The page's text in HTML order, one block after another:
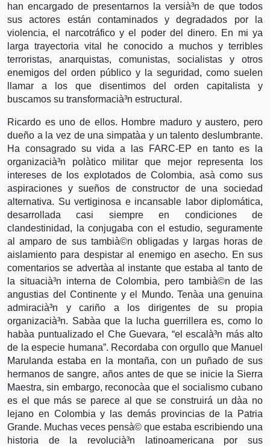
han encargado de presentarnos la versià³n de que todos
sus actores están contaminados y degradados por la
violencia, el narcotráfico y el poder del dinero. En mi ya
larga trayectoria vital he conocido a muchos y terribles
terroristas, anarquistas, comunistas, socialistas y otros
enemigos del orden público y la seguridad, como suelen
llamar a los que disentimos del orden capitalista y
buscamos su transformacià³n estructural.
Ricardo es uno de ellos. Hombre maduro y austero, pero
dueño a la vez de una simpatà­a y un talento deslumbrante.
Ha consagrado su vida a las FARC-EP en tanto es la
organizacià³n polà­tico militar que mejor representa los
intereses de los explotados de Colombia, asà­ como sus
aspiraciones y sueños de constructor de una sociedad
alternativa. Su vertiginosa e incansable labor diplomática,
desarrollada casi siempre en condiciones de
clandestinidad, la conjugaba con el estudio, seguramente
al amparo de sus tambià©n obligadas y largas horas de
aislamiento para despistar al enemigo en asecho. En sus
comentarios se advertà­a al instante que estaba al tanto de
la situacià³n interna de Colombia, pero tambià©n de las
angustias del Continente y el Mundo. Tenà­a una genuina
admiracià³n y cariño a los dirigentes de su propia
organizacià³n. Sabà­a que la lucha guerrillera es, como lo
habà­a puntualizado el Che Guevara, “el escalà³n más alto
de la especie humana”. Recordaba con orgullo que Manuel
Marulanda estaba en la montaña, con un puñado de sus
hermanos de sangre, años antes de que se inicie la Sierra
Maestra, sin embargo, reconocà­a que el socialismo cubano
es el que más se parece al que se construirá un dà­a no
lejano en Colombia y las demás provincias de la Patria
Grande. Muchas veces pensà© que estaba escribiendo una
historia de la revolucià³n latinoamericana por sus